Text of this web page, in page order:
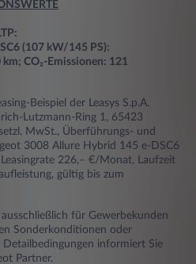
(107 kW/145 PS):
CO₂-Emissionen: 121
Beispiel der Leasys S.p.A.
Lutzmann-Ring 1, 65423
MwSt., Überführungs- und
3008 Allure Hybrid 145 e-DSC6
226,– €/Monat, Laufzeit
gültig bis zum
für Gewerbekunden
Sonderkonditionen oder
Detailbedingungen informiert Sie
Partner.